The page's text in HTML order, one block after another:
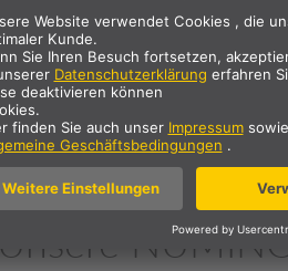
Durchmesser
Nettogewicht
Unsere